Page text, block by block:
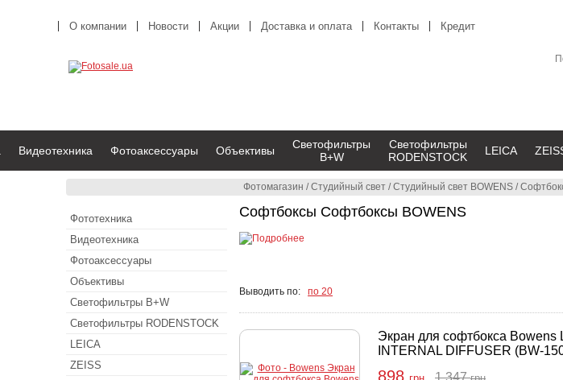
Фотомагазин /Студийный свет /Студийный свет BOWENS /
Софтбоксы Софтбоксы BOWENS
Выводить по: по 20
Экран для софтбокса Bowens
INTERNAL DIFFUSER (BW-
898 1 347
О компании Новости Акции Доставка и оплата Контакты Кредит
Видеотехника Фотоаксессуары Объективы
Светофильтры
B+W
Светофильтры
RODENSTOCK
LEICA
Фототехника
Видеотехника
Фотоаксессуары
Объективы
Светофильтры B+W
Светофильтры RODENSTOCK
LEICA
ZEISS